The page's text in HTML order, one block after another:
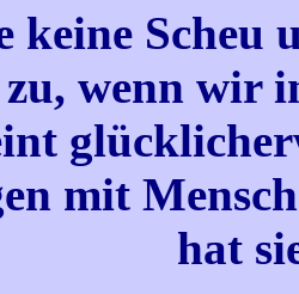
keine Scheu
wenn wir
mit
hat